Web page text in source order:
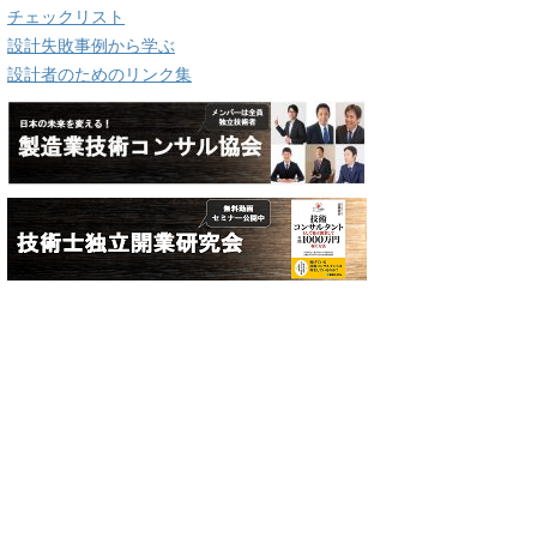
チェックリスト
設計失敗事例から学ぶ
設計者のためのリンク集